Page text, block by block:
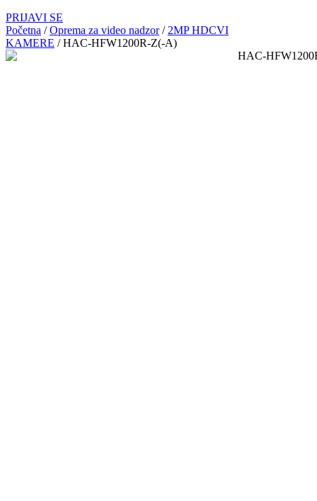
PRIJAVI SE
Početna /Oprema za video nadzor/ 2MP HDCVI
KAMERE / HAC-HFW1200R-Z(-A)